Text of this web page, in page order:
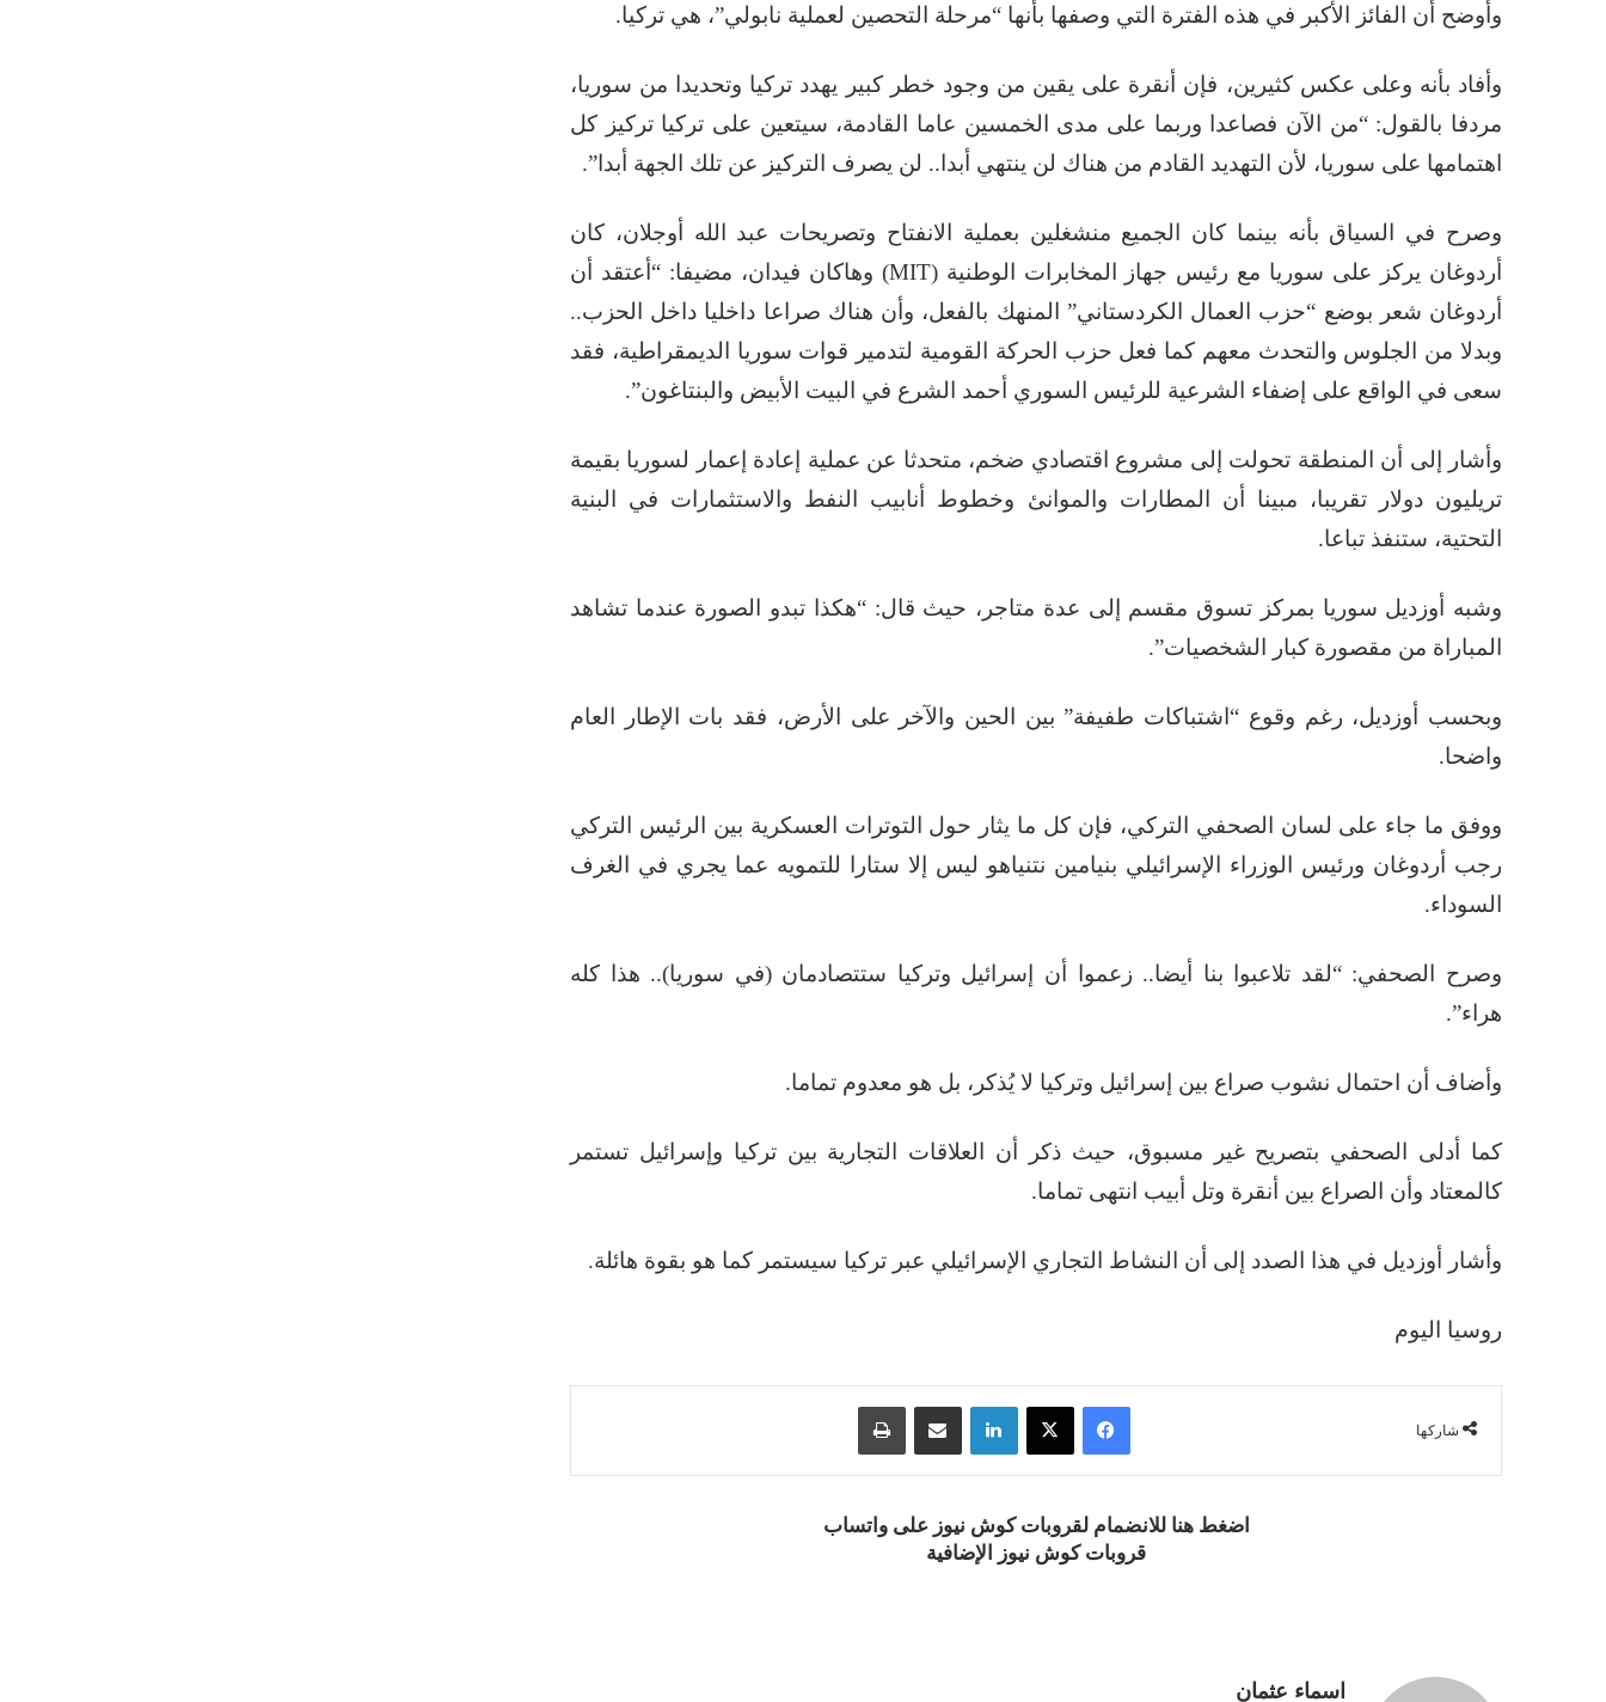
وأوضح أن الفائز الأكبر في هذه الفترة التي وصفها بأنها “مرحلة التحصين لعملية نابولي”، هي تركيا.
وأفاد بأنه وعلى عكس كثيرين، فإن أنقرة على يقين من وجود خطر كبير يهدد تركيا وتحديدا من سوريا،
مردفا بالقول: “من الآن فصاعدا وربما على مدى الخمسين عاما القادمة، سيتعين على تركيا تركيز كل
اهتمامها على سوريا، لأن التهديد القادم من هناك لن ينتهي أبدا.. لن يصرف التركيز عن تلك الجهة أبدا”.
وصرح في السياق بأنه بينما كان الجميع منشغلين بعملية الانفتاح وتصريحات عبد الله أوجلان، كان
أردوغان يركز على سوريا مع رئيس جهاز المخابرات الوطنية (MIT) وهاكان فيدان، مضيفا: “أعتقد أن
أردوغان شعر بوضع “حزب العمال الكردستاني” المنهك بالفعل، وأن هناك صراعا داخليا داخل الحزب..
وبدلا من الجلوس والتحدث معهم كما فعل حزب الحركة القومية لتدمير قوات سوريا الديمقراطية، فقد
سعى في الواقع على إضفاء الشرعية للرئيس السوري أحمد الشرع في البيت الأبيض والبنتاغون”.
وأشار إلى أن المنطقة تحولت إلى مشروع اقتصادي ضخم، متحدثا عن عملية إعادة إعمار لسوريا بقيمة
تريليون دولار تقريبا، مبينا أن المطارات والموانئ وخطوط أنابيب النفط والاستثمارات في البنية
التحتية، ستنفذ تباعا.
وشبه أوزديل سوريا بمركز تسوق مقسم إلى عدة متاجر، حيث قال: “هكذا تبدو الصورة عندما تشاهد
المباراة من مقصورة كبار الشخصيات”.
وبحسب أوزديل، رغم وقوع “اشتباكات طفيفة” بين الحين والآخر على الأرض، فقد بات الإطار العام
واضحا.
ووفق ما جاء على لسان الصحفي التركي، فإن كل ما يثار حول التوترات العسكرية بين الرئيس التركي
رجب أردوغان ورئيس الوزراء الإسرائيلي بنيامين نتنياهو ليس إلا ستارا للتمويه عما يجري في الغرف
السوداء.
وصرح الصحفي: “لقد تلاعبوا بنا أيضا.. زعموا أن إسرائيل وتركيا ستتصادمان (في سوريا).. هذا كله
هراء”.
وأضاف أن احتمال نشوب صراع بين إسرائيل وتركيا لا يُذكر، بل هو معدوم تماما.
كما أدلى الصحفي بتصريح غير مسبوق، حيث ذكر أن العلاقات التجارية بين تركيا وإسرائيل تستمر
كالمعتاد وأن الصراع بين أنقرة وتل أبيب انتهى تماما.
وأشار أوزديل في هذا الصدد إلى أن النشاط التجاري الإسرائيلي عبر تركيا سيستمر كما هو بقوة هائلة.
روسيا اليوم
شاركها
فيسبوك ‫X لينكدإن مشاركة عبر البريد
اضغط هنا للانضمام لقروبات كوش نيوز على واتساب
قروبات كوش نيوز الإضافية
اسماء عثمان